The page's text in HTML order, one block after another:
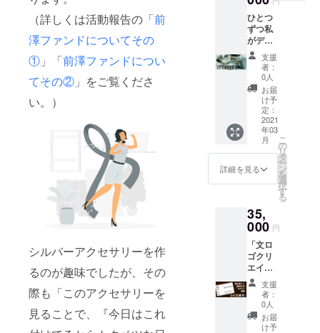
（詳しくは活動報告の「前
澤ファンドについてその
① 」「前澤ファンドについ
てその② 」をご覧くださ
い。）
シルバーアクセサリーを作
るのが趣味でしたが、その
際も「このアクセサリーを
見ることで、『今日はこれ
さい。
※オンラ
インの
ワーク
ショッ
プで
す。同
じリ
ターン
を選択
された
方と一
緒に受
講する
可能性
がござ
いま
めご了
承くだ
さい。
※お届け
予定日
は2021
年3月と
記載し
ており
ます
が、予
私、絶
対キャ
リアコ
ンサル
タント
になり
ます。
ご支援
いただ
けた際
は、
zoomに
て直接
感謝を
お伝え
で日程
等やり
ます。
ひとつ
ずつ私
がデザ
イン
し、天
然石を
選び、
制作
し、磨
いた一
点もの
です。
それぞ
れ一つ
しかな
ず以下
URLを
確認
し、取
り消し
線のな
いもの
（＝
残って
いるも
の）を
支援
者：
0人
お届
け予
定：
2021
年03
月
詳細を見る
こ
の
リ
タ
ー
ン
を
選
択
す
る
35,
000 円
「文ロ
ゴクリ
エイ
ター」
として
デザイ
ンのお
仕事を
支援
者：
0人
お届
け予